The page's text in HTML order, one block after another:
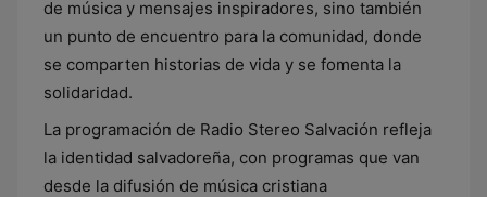
de música y mensajes inspiradores, sino también
un punto de encuentro para la comunidad, donde
se comparten historias de vida y se fomenta la
solidaridad.
La programación de Radio Stereo Salvación refleja
la identidad salvadoreña, con programas que van
desde la difusión de música cristiana